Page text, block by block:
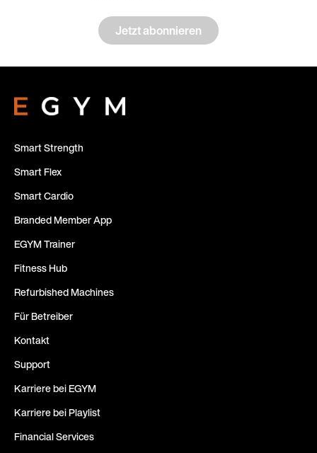
Jetzt abonnieren
Smart Strength
Smart Flex
Smart Cardio
Branded Member App
EGYM Trainer
Fitness Hub
Refurbished Machines
Für Betreiber
Kontakt
Support
Karriere bei EGYM
Karriere bei Playlist
Financial Services